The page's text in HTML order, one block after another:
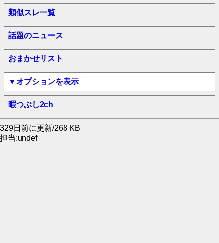
類似スレ一覧
話題のニュース
おまかせリスト
▼オプションを表示
暇つぶし2ch
329日前に更新/268 KB
担当:undef